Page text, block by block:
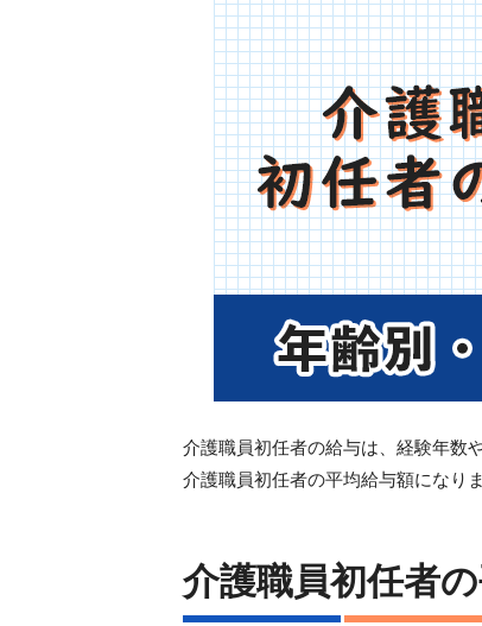
介護職員初任者の給与は、経験年数
介護職員初任者の平均給与額になりま
介護職員初任者